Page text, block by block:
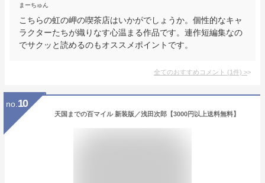
まーちゅん
こちらの虹の岬の喫茶店はいかがでしょうか。個性的なキャ
ラクターたちが織りなす心温まる作品です。連作短編集なの
でサクッと読めるのもオススメポイントです。
全てのおすすめコメント (1件) >
no. 10
天国までの百マイル 新装版／浅田次郎【3000円以上送料無料】